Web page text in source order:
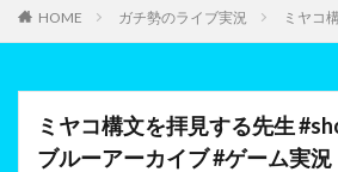
HOME ガチ勢のライブ実況 ミヤコ
ミヤコ構文を拝見する先生
ブルーアーカイブ #ゲーム実況